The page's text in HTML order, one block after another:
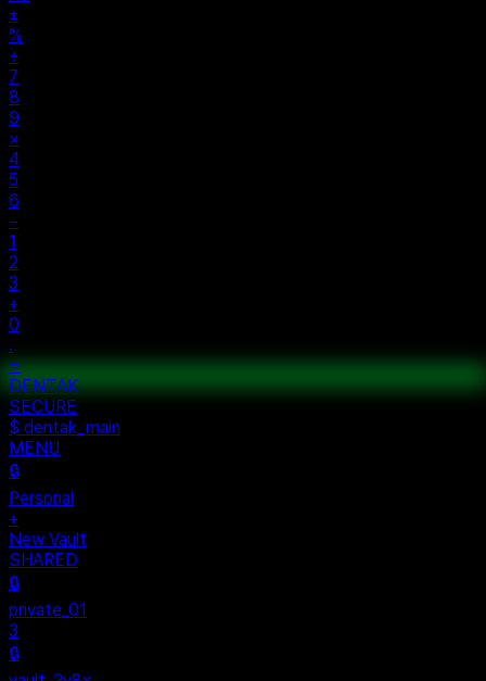
事前予約する
1000 + 984
1984
AC
±
%
÷
7
8
9
×
4
5
6
−
1
2
3
+
0
.
=
$ auth...
$ vault --ok
DENTAK
ACCESS OK
DENTAK
SECURE
$ dentak_main
MENU
🔒
Personal